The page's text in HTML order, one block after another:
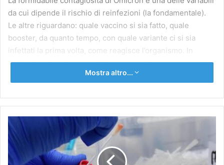
da cui dipende il rischio di reinfezioni (la fondamentale).
Le altre riguardano: quale vaccino si sia fatto, quale
booster, da quanto tempo, con quale variante ci si sia
infettati la prima volta, come reagisce l’organismo. In
particolare, ogni variante di preoccupazione segnalata
finora ha aumentato la sua capacità intrinseca di
Secondo l’ultima indagine italiana (riferita al 3 maggio)
state rilevate 12 sequenze riconducibili a BA.4 e 6
sequenze riconducibili a BA.5, pari allo 0,47% e 0,41% del
totale delle sequenze Omicron, rispettivamente.
Mostra altro...
Aumentano
reinfezioni
Covid
al